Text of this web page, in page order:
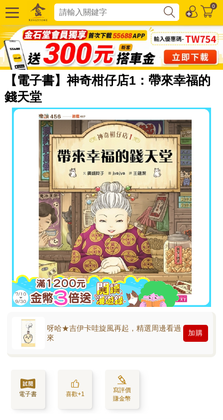
0
【電子書】神奇柑仔店1：帶來幸福的
錢天堂
呀哈★吉伊卡哇旋風再起，精選周邊看過
來
加購
電子書 喜歡+1
寫評價
賺金幣